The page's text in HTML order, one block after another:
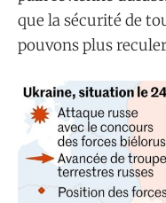
que la sécurité de
pouvons plus